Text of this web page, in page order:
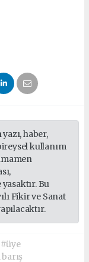
haber,
kullanım
Bu
Fikir ve Sanat
#üye